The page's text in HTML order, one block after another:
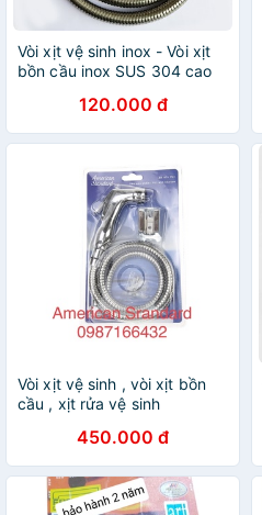
Vòi xịt vệ sinh inox - Vòi xịt
bồn cầu inox SUS 304 cao
120.000 đ
Vòi xịt vệ sinh , vòi xịt bồn
cầu , xịt rửa vệ sinh
450.000 đ